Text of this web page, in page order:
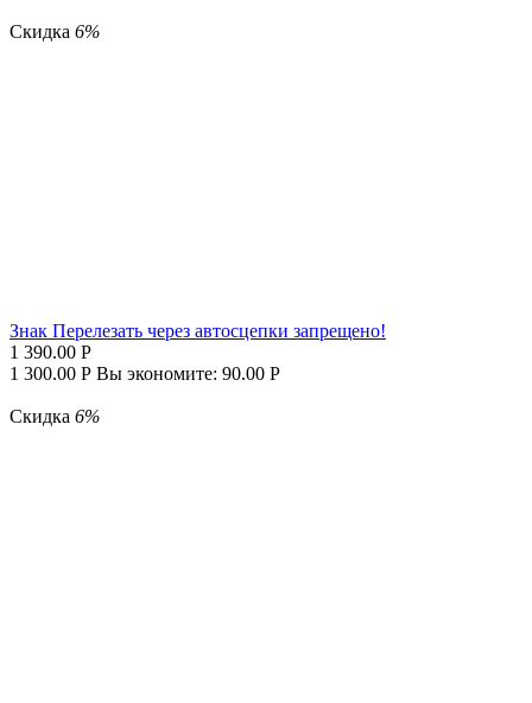
Скидка 6%
Знак Перелезать через автосцепки запрещено!
1 390.00 Р
1 300.00 Р Вы экономите: 90.00 Р
Скидка 6%